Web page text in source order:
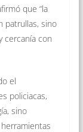
que “la
patrullas, sino
cercanía con
el
policiacas,
sino